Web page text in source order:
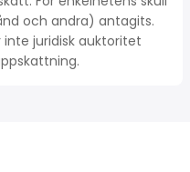
och andra) antagits.
juridisk auktoritet